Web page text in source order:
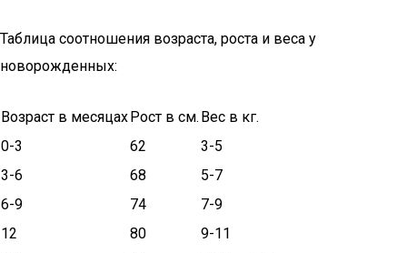
Таблица соотношения возраста, роста и веса у
новорожденных:
Возраст в месяцахРост в см. Вес в кг.
0-3
62
3-5
3-6
68
5-7
6-9
74
7-9
12
80
9-11